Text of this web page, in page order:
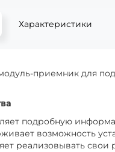
Характеристики
приемник для
подробную
возможность
реализовывать